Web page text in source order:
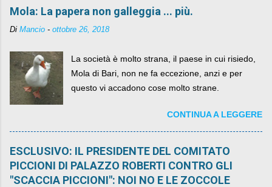
Mola: La papera non galleggia ... più.
Di Mancio - ottobre 26, 2018
La società è molto strana, il paese in cui risiedo,
Mola di Bari, non ne fa eccezione, anzi e per
questo vi accadono cose molto strane.
CONTINUA A LEGGERE
ESCLUSIVO: IL PRESIDENTE DEL COMITATO
PICCIONI DI PALAZZO ROBERTI CONTRO GLI
"SCACCIA PICCIONI": NOI NO E LE ZOCCOLE